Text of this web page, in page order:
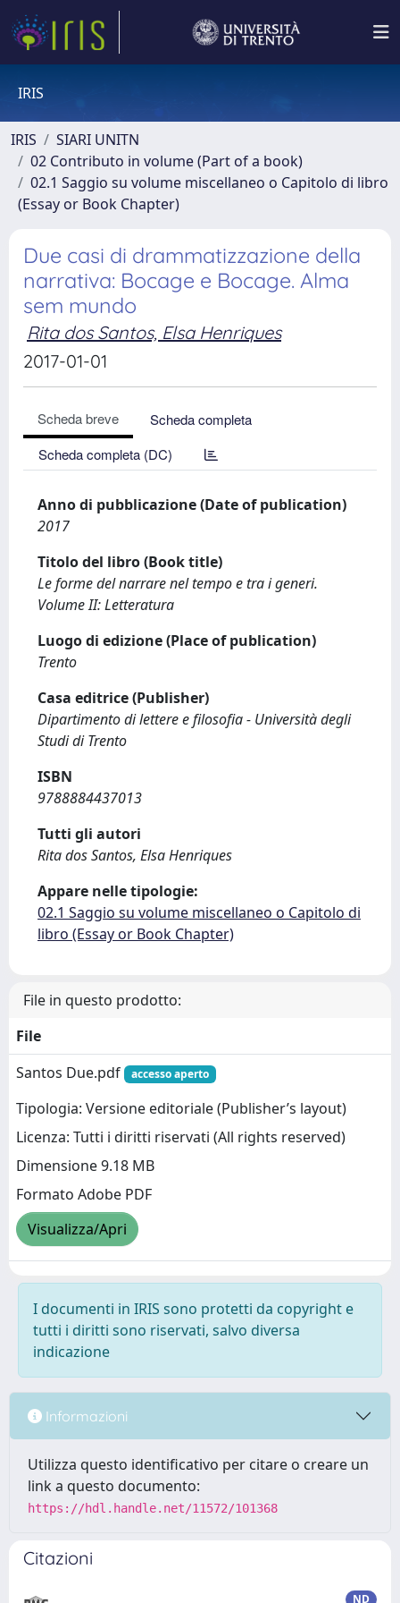
IRIS
IRIS
SIARI UNITN
02 Contributo in volume (Part of a book)
02.1 Saggio su volume miscellaneo o Capitolo di libro
(Essay or Book Chapter)
Due casi di drammatizzazione della
narrativa: Bocage e Bocage. Alma
sem mundo
Rita dos Santos, Elsa Henriques
2017-01-01
Scheda breve
Scheda completa
Scheda completa (DC)
Anno di pubblicazione (Date of publication)
2017
Titolo del libro (Book title)
Le forme del narrare nel tempo e tra i generi.
Volume II: Letteratura
Luogo di edizione (Place of publication)
Trento
Casa editrice (Publisher)
Dipartimento di lettere e filosofia - Università degli
Studi di Trento
ISBN
9788884437013
Tutti gli autori
Rita dos Santos, Elsa Henriques
Appare nelle tipologie:
02.1 Saggio su volume miscellaneo o Capitolo di
libro (Essay or Book Chapter)
File in questo prodotto:
File
Santos Due.pdf
accesso aperto
Tipologia: Versione editoriale (Publisher’s layout)
Licenza: Tutti i diritti riservati (All rights reserved)
Dimensione 9.18 MB
Formato Adobe PDF
Visualizza/Apri
I documenti in IRIS sono protetti da copyright e
tutti i diritti sono riservati, salvo diversa
indicazione
Informazioni
Utilizza questo identificativo per citare o creare un
link a questo documento:
https://hdl.handle.net/11572/101368
Citazioni
ND